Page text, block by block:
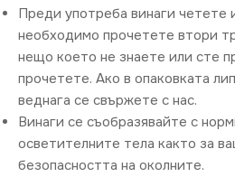
Преди употреба винаги четете
необходимо прочетете втори
нещо което не знаете или сте
прочетете. Ако в опаковката
веднага се свържете с нас.
Винаги се съобразявайте с
осветителните тела както за
безопасността на околните.